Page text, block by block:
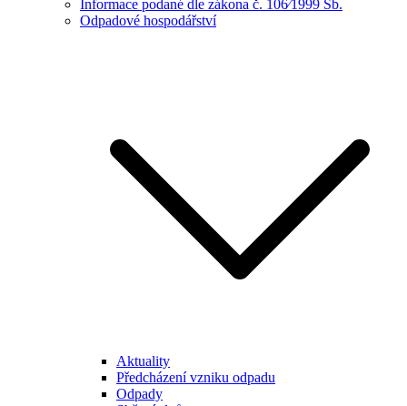
Informace podané dle zákona č. 106⁄1999 Sb.
Odpadové hospodářství
Aktuality
Předcházení vzniku odpadu
Odpady